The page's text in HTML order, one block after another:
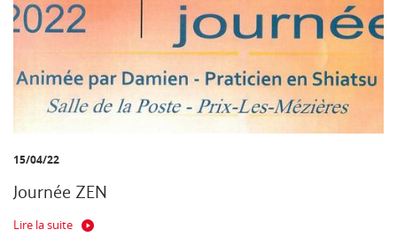
15/04/22
Journée ZEN
Lire la suite